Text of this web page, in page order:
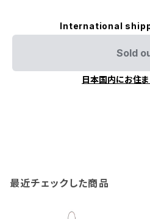
International
Sold
日本国内にお住
最近チェックした商品